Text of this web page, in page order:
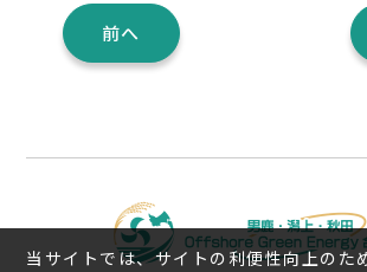
前へ
当サイトでは、サイトの利便性向上のた